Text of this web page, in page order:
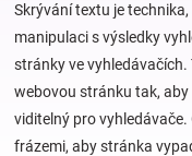
a
kojenecká
výbava
Skrývání textu je
manipulaci s výsledky
stránky ve
webovou stránku tak,
viditelný pro
frázemi, aby stránka